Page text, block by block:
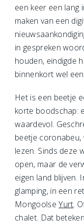
een keer een lang
maken van een
in gespreken
houden, eindigde
binnenkort wel
Het is een beetje
korte boodschap:
waardevol.
beetje coronabeu,
lezen. Sinds deze
open, maar de
eigen land blijven.
glamping, in een
MongoolseYurt.
chalet. Dat